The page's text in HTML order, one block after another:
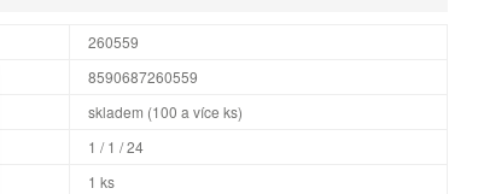
260559
8590687260559
skladem (100 a více ks)
1 / 1 / 24
1 ks